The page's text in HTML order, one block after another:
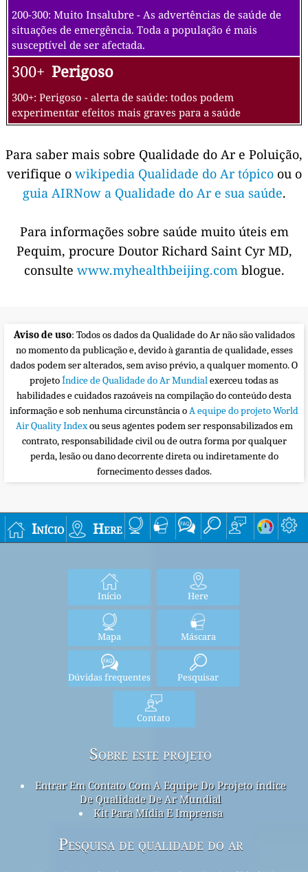
200-300: Muito Insalubre - As advertências de saúde de
situações de emergência. Toda a população é mais
susceptível de ser afectada.
300+ Perigoso
300+: Perigoso - alerta de saúde: todos podem
experimentar efeitos mais graves para a saúde
Para saber mais sobre Qualidade do Ar e Poluição,
verifique o wikipedia Qualidade do Ar tópico ou o
guia AIRNow a Qualidade do Ar e sua saúde.
Para informações sobre saúde muito úteis em
Pequim, procure Doutor Richard Saint Cyr MD,
consulte www.myhealthbeijing.com blogue.
Aviso de uso: Todos os dados da Qualidade do Ar não são validados
no momento da publicação e, devido à garantia de qualidade, esses
dados podem ser alterados, sem aviso prévio, a qualquer momento. O
projetoÍndice de Qualidade do Ar Mundialexerceu todas as
habilidades e cuidados razoáveis na compilação do conteúdo desta
informação e sob nenhuma circunstância oA equipe do projeto World
Air Quality Indexou seus agentes podem ser responsabilizados em
contrato, responsabilidade civil ou de outra forma por qualquer
perda, lesão ou dano decorrente direta ou indiretamente do
fornecimento desses dados.
Início Here
Início Here
Mapa Máscara
Dúvidas frequentes Pesquisar
Contato
Sobre este projeto
Entrar Em Contato Com A Equipe Do Projeto índice
De Qualidade De Ar Mundial
Kit Para Mídia E Imprensa
Pesquisa de qualidade do ar